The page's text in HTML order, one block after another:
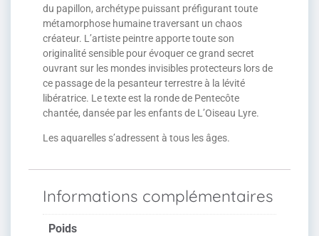
du papillon, archétype puissant préfigurant toute
métamorphose humaine traversant un chaos
créateur. L’artiste peintre apporte toute son
originalité sensible pour évoquer ce grand secret
ouvrant sur les mondes invisibles protecteurs lors de
ce passage de la pesanteur terrestre à la lévité
libératrice. Le texte est la ronde de Pentecôte
chantée, dansée par les enfants de L’Oiseau Lyre.
Les aquarelles s’adressent à tous les âges.
Informations complémentaires
Poids